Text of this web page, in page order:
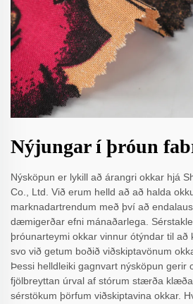
Nýjungar í þróun
Nýsköpun er lykill að árangri okkar hjá
Co., Ltd. Við erum helld að að halda
marknadartrendum með því að
dæmigerðar efni mánaðarlega.
þróunarteymi okkar vinnur ótýndar til að
svo við getum boðið viðskiptavönum
Þessi helldleiki gagnvart nýsköpun gerir
fjölbreyttan úrval af stórum stærða
sérstökum þörfum viðskiptavina okkar.